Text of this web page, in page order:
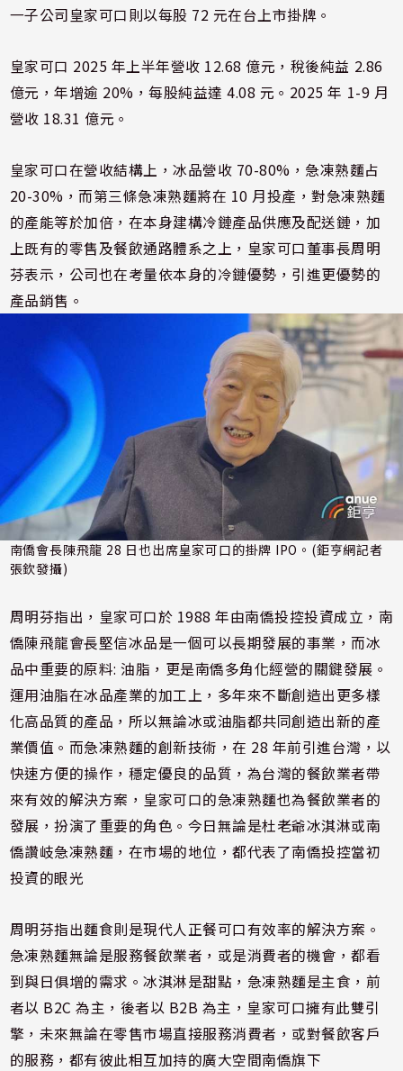
一子公司皇家可口則以每股 72 元在台上市掛牌。
皇家可口 2025 年上半年營收 12.68 億元，稅後純益 2.86
億元，年增逾 20%，每股純益達 4.08 元。2025 年 1-9 月
營收 18.31 億元。
皇家可口在營收結構上，冰品營收 70-80%，急凍熟麵占
20-30%，而第三條急凍熟麵將在 10 月投產，對急凍熟麵
的產能等於加倍，在本身建構冷鏈產品供應及配送鏈，加
上既有的零售及餐飲通路體系之上，皇家可口董事長周明
芬表示，公司也在考量依本身的冷鏈優勢，引進更優勢的
產品銷售。
南僑會長陳飛龍 28 日也出席皇家可口的掛牌 IPO。(鉅亨網記者
張欽發攝)
周明芬指出，皇家可口於 1988 年由南僑投控投資成立，南
僑陳飛龍會長堅信冰品是一個可以長期發展的事業，而冰
品中重要的原料: 油脂，更是南僑多角化經營的關鍵發展。
運用油脂在冰品產業的加工上，多年來不斷創造出更多樣
化高品質的產品，所以無論冰或油脂都共同創造出新的產
業價值。而急凍熟麵的創新技術，在 28 年前引進台灣，以
快速方便的操作，穩定優良的品質，為台灣的餐飲業者帶
來有效的解決方案，皇家可口的急凍熟麵也為餐飲業者的
發展，扮演了重要的角色。今日無論是杜老爺冰淇淋或南
僑讚岐急凍熟麵，在市場的地位，都代表了南僑投控當初
投資的眼光
周明芬指出麵食則是現代人正餐可口有效率的解決方案。
急凍熟麵無論是服務餐飲業者，或是消費者的機會，都看
到與日俱增的需求。冰淇淋是甜點，急凍熟麵是主食，前
者以 B2C 為主，後者以 B2B 為主，皇家可口擁有此雙引
擎，未來無論在零售市場直接服務消費者，或對餐飲客戶
的服務，都有彼此相互加持的廣大空間南僑旗下